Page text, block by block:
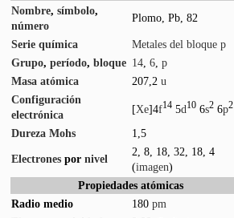
Nombre, símbolo,
número
Plomo, Pb, 82
Serie química
Metales del bloque p
Grupo, período, bloque 14, 6, p
Masa atómica
207,2 u
Configuración
electrónica
[Xe]4f14 5d10 6s2 6p2
Dureza Mohs
1,5
Electrones por nivel
2, 8, 18, 32, 18, 4
(imagen)
Propiedades atómicas
Radio medio
180 pm